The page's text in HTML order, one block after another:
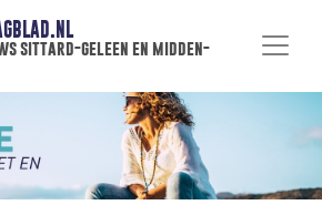
sittard-geleen en midden-